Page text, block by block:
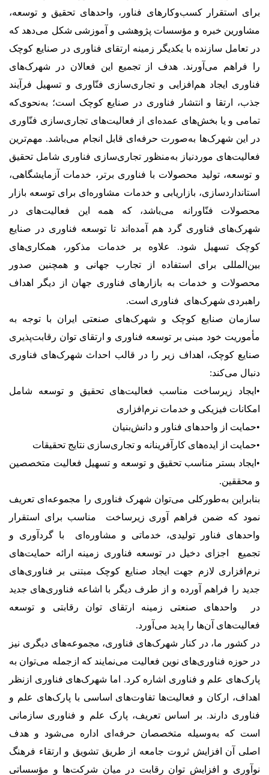
برای استقرار کسب‌وکارهای فناور، واحدهای تحقیق و توسعه،
مشاورین خبره و مؤسسات پژوهشی و آموزشی شکل می‌دهد که
در تعامل سازنده با یکدیگر زمینه ارتقای فناوری در صنایع کوچک
را فراهم می‌آورند. هدف از تجمیع این فعالان در شهرک‌های
فناوری ایجاد هم‌افزایی و تجاری‌سازی فنّاوری و تسهیل فرآیند
جذب، ارتقا و انتشار فناوری در صنایع کوچک است؛ به‌نحوی‌که
تمامی و یا بخش‌های عمده‌ای از فعالیت‌های تجاری‌سازی فنّاوری
در این شهرک‌ها به‌صورت حرفه‌ای قابل انجام می‌باشد. مهم‌ترین
فعالیت‌های موردنیاز به‌منظور تجاری‌سازی فناوری شامل تحقیق
و توسعه، تولید محصولات با فناوری برتر، خدمات آزمایشگاهی،
استانداردسازی، بازاریابی و خدمات مشاوره‌ای برای توسعه بازار
محصولات فنّاورانه می‌باشد، که همه این فعالیت‌های در
شهرک‌های فناوری گرد هم آمده‌اند تا توسعه فناوری در صنایع
کوچک تسهیل شود. علاوه بر خدمات مذکور، همکاری‌های
بین‌المللی برای استفاده از تجارب جهانی و همچنین صدور
محصولات و خدمات به بازارهای فناوری جهان از دیگر اهداف
راهبردی شهرک‌های فناوری است.
سازمان صنایع کوچک و شهرک‌های صنعتی ایران با توجه به
مأموریت خود مبنی بر توسعه فناوری و ارتقای توان رقابت‌پذیری
صنایع کوچک، اهداف زیر را در قالب احداث شهرک‌های فناوری
دنبال می‌کند:
•ایجاد زیرساخت مناسب فعالیت‌های تحقیق و توسعه شامل
امکانات فیزیکی و خدمات نرم‌افزاری
•حمایت از واحدهای فناور و دانش‌بنیان
•حمایت از ایده‌های کارآفرینانه و تجاری‌سازی نتایج تحقیقات
•ایجاد بستر مناسب تحقیق و توسعه و تسهیل فعالیت متخصصین
و محققین.
بنابراین به‌طورکلی می‌توان شهرک فناوری را مجموعه‌ای تعریف
نمود که ضمن فراهم آوری زیرساخت مناسب برای استقرار
واحدهای فناور تولیدی، خدماتی و مشاوره‌ای با گردآوری و
تجمیع اجزای دخیل در توسعه فناوری زمینه ارائه حمایت‌های
نرم‌افزاری لازم جهت ایجاد صنایع کوچک مبتنی بر فناوری‌های
جدید را فراهم آورده و از طرف دیگر با اشاعه فناوری‌های جدید
در واحدهای صنعتی زمینه ارتقای توان رقابتی و توسعه
فعالیت‌های آن‌ها را پدید می‌آورد.
در کشور ما، در کنار شهرک‌های فناوری، مجموعه‌های دیگری نیز
در حوزه فناوری‌های نوین فعالیت می‌نمایند که ازجمله می‌توان به
پارک‌های علم و فناوری اشاره کرد. اما شهرک‌های فناوری ازنظر
اهداف، ارکان و فعالیت‌ها تفاوت‌های اساسی با پارک‌های علم و
فناوری دارند. بر اساس تعریف، پارک علم و فناوری سازمانی
است که به‌وسیله متخصصان حرفه‌ای اداره می‌شود و هدف
اصلی آن افزایش ثروت جامعه از طریق تشویق و ارتقاء فرهنگ
نوآوری و افزایش توان رقابت در میان شرکت‌ها و مؤسساتی